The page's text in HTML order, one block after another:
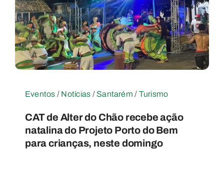
Eventos / Notícias / Santarém / Turismo
CAT de Alter do Chão recebe ação
natalina do Projeto Porto do Bem
para crianças, neste domingo